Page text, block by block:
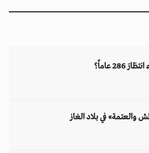
286 عاماً؟
والعتمة» في بلاد الغاز